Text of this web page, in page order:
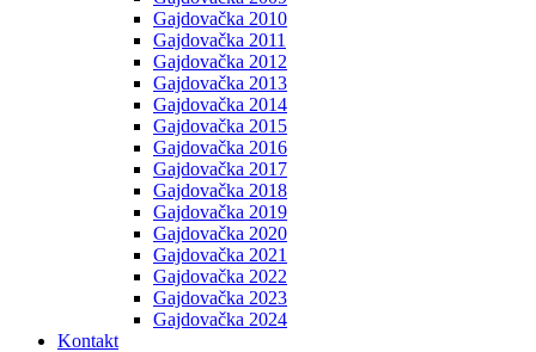
Gajdovačka 2010
Gajdovačka 2011
Gajdovačka 2012
Gajdovačka 2013
Gajdovačka 2014
Gajdovačka 2015
Gajdovačka 2016
Gajdovačka 2017
Gajdovačka 2018
Gajdovačka 2019
Gajdovačka 2020
Gajdovačka 2021
Gajdovačka 2022
Gajdovačka 2023
Gajdovačka 2024
Kontakt